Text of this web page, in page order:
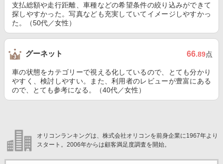
支払総額や走行距離、車種などの希望条件の絞り込みができて
探しやすかった。写真なども充実していてイメージしやすかっ
た。（50代／女性）
グーネット 66.89点
車の状態をカテゴリーで視える化しているので、とても分かり
やすく、検討しやすい。また、利用者のレビューが豊富にある
ので、とても参考になる。（40代／女性）
オリコンランキングは、株式会社オリコンを前身企業に1967年より
スタート。2006年からは顧客満足度調査を開始。